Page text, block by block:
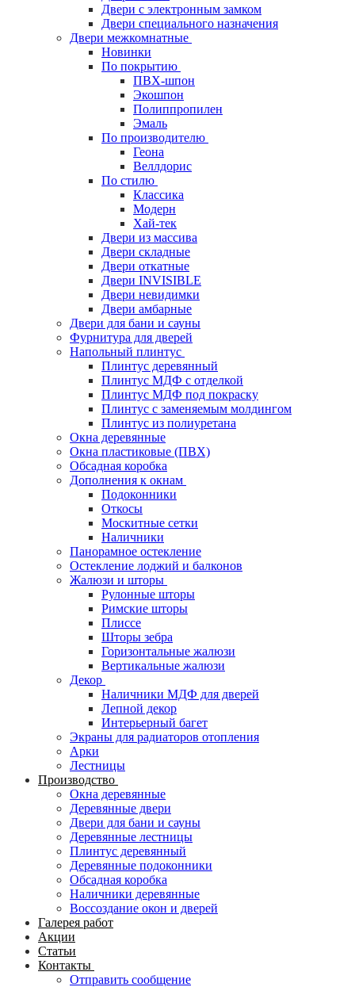
Двери с электронным замком
Двери специального назначения
Двери межкомнатные
Новинки
По покрытию
ПВХ-шпон
Экошпон
Полиппропилен
Эмаль
По производителю
Геона
Веллдорис
По стилю
Классика
Модерн
Хай-тек
Двери из массива
Двери складные
Двери откатные
Двери INVISIBLE
Двери невидимки
Двери амбарные
Двери для бани и сауны
Фурнитура для дверей
Напольный плинтус
Плинтус деревянный
Плинтус МДФ с отделкой
Плинтус МДФ под покраску
Плинтус с заменяемым молдингом
Плинтус из полиуретана
Окна деревянные
Окна пластиковые (ПВХ)
Обсадная коробка
Дополнения к окнам
Подоконники
Откосы
Москитные сетки
Наличники
Панорамное остекление
Остекление лоджий и балконов
Жалюзи и шторы
Рулонные шторы
Римские шторы
Плиссе
Шторы зебра
Горизонтальные жалюзи
Вертикальные жалюзи
Декор
Наличники МДФ для дверей
Лепной декор
Интерьерный багет
Экраны для радиаторов отопления
Арки
Лестницы
Производство
Окна деревянные
Деревянные двери
Двери для бани и сауны
Деревянные лестницы
Плинтус деревянный
Деревянные подоконники
Обсадная коробка
Наличники деревянные
Воссоздание окон и дверей
Галерея работ
Акции
Статьи
Контакты
Отправить сообщение